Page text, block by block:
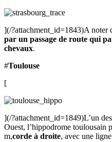
](/?attachment_id=1843)A noter
par un passage de route qui
chevaux.
#Toulouse
[
](/?attachment_id=1849)L’un
Ouest, l’hippodrome toulousain
m,corde à droite, avec une